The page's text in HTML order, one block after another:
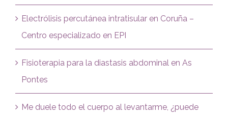
Electrólisis percutánea intratisular en Coruña –
Centro especializado en EPI
Fisioterapia para la diastasis abdominal en As
Pontes
Me duele todo el cuerpo al levantarme, ¿puede